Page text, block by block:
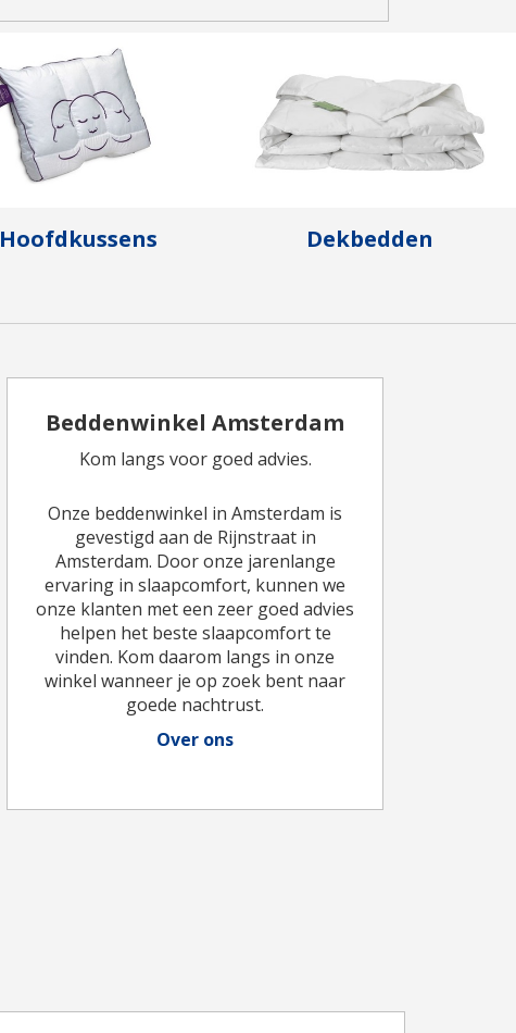
Hoofdkussens Dekbedden
Beddenwinkel Amsterdam
Kom langs voor goed advies.
Onze beddenwinkel in Amsterdam is
gevestigd aan de Rijnstraat in
Amsterdam. Door onze jarenlange
ervaring in slaapcomfort, kunnen we
onze klanten met een zeer goed advies
helpen het beste slaapcomfort te
vinden. Kom daarom langs in onze
winkel wanneer je op zoek bent naar
goede nachtrust.
Over ons